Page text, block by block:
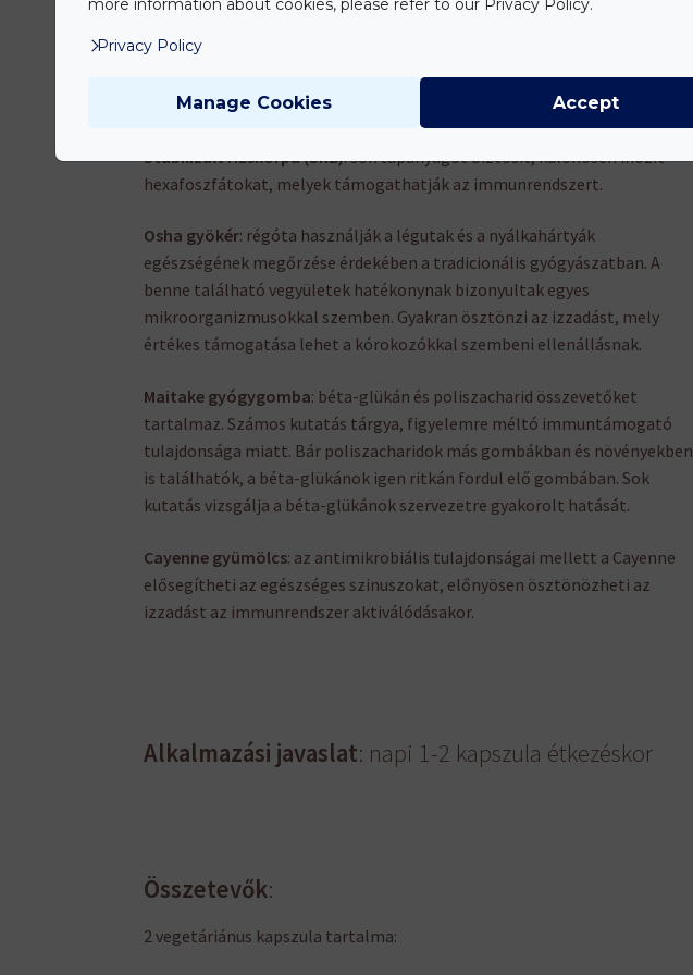
működését megfázás idején. A bodzavirág segíthet a hörgők váladékainak
kiválasztásában és az izzadásban, mely így segíthet a vírus
eltávolításának felgyorsításában.
Stabilizált rizskorpa (SRB): sok tápanyagot biztosít, különösen inozit-
hexafoszfátokat, melyek támogathatják az immunrendszert.
Osha gyökér: régóta használják a légutak és a nyálkahártyák
egészségének megőrzése érdekében a tradicionális gyógyászatban. A
benne található vegyületek hatékonynak bizonyultak egyes
mikroorganizmusokkal szemben. Gyakran ösztönzi az izzadást, mely
értékes támogatása lehet a kórokozókkal szembeni ellenállásnak.
Maitake gyógygomba: béta-glükán és poliszacharid összevetőket
tartalmaz. Számos kutatás tárgya, figyelemre méltó immuntámogató
tulajdonsága miatt. Bár poliszacharidok más gombákban és növényekben
is találhatók, a béta-glükánok igen ritkán fordul elő gombában. Sok
kutatás vizsgálja a béta-glükánok szervezetre gyakorolt hatását.
Cayenne gyümölcs: az antimikrobiális tulajdonságai mellett a Cayenne
elősegítheti az egészséges szinuszokat, előnyösen ösztönözheti az
izzadást az immunrendszer aktiválódásakor.
Alkalmazási javaslat: napi 1-2 kapszula étkezéskor
Összetevők:
2 vegetáriánus kapszula tartalma:
more information about cookies, please refer to our Privacy Policy.
Privacy Policy
Manage Cookies Accept